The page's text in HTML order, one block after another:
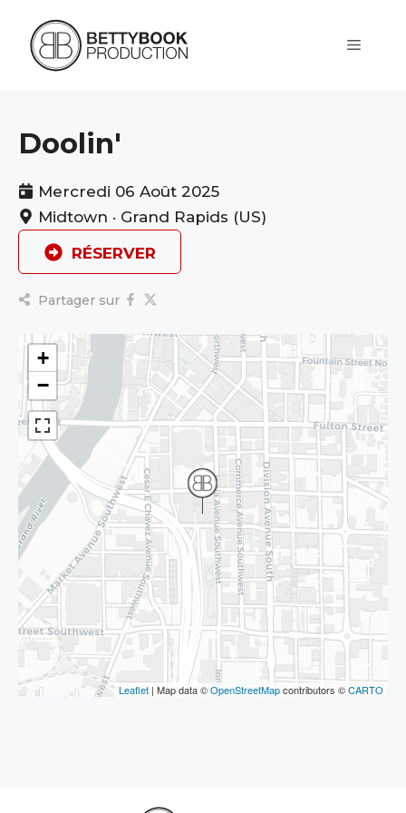
contenu
Doolin'
Mercredi 06 Août 2025
Midtown · Grand Rapids (US)
RÉSERVER
Partager sur
+
−
Leaflet | Map data ©OpenStreetMapcontributors ©CARTO